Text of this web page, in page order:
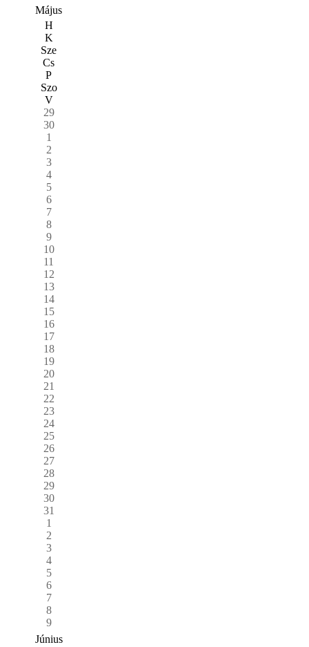
Május
H
K
Sze
Cs
P
Szo
V
29
30
1
2
3
4
5
6
7
8
9
10
11
12
13
14
15
16
17
18
19
20
21
22
23
24
25
26
27
28
29
30
31
1
2
3
4
5
6
7
8
9
Június